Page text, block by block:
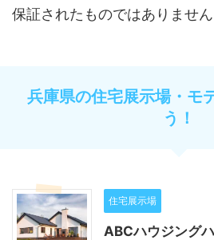
保証されたものではありません
兵庫県の住宅展示場・モ
う！
住宅展示場
ABCハウジング